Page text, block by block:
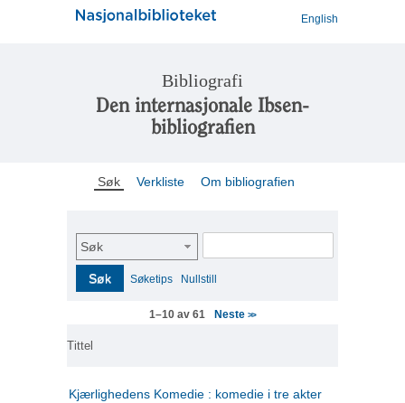
English
Bibliografi
Den internasjonale Ibsen-
bibliografien
Søk Verkliste Om bibliografien
Søk
Søk Søketips Nullstill
1–10 av 61 Neste>>
Tittel
Kjærlighedens Komedie : komedie i tre akter